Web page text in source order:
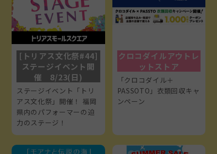
[トリアス文化祭#44]
ステージイベント開
催 8/23(日)
ステージイベント「トリ
アス文化祭」開催！ 福岡
県内のパフォーマーの迫
力のステージ！
クロコダイルアウトレ
ットストア
「クロコダイル＋
PASSOTO」衣類回収キャ
ンペーン